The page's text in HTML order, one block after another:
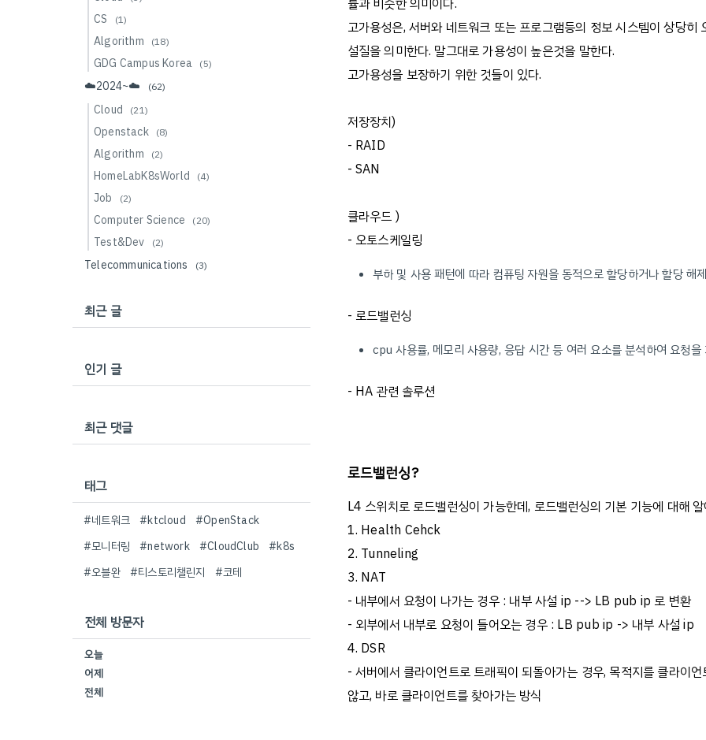
률과 비슷한 의미이다.
고가용성은, 서버와 네트워크 또는 프로그램등의 정보 시스템이 상당
설질을 의미한다. 말그대로 가용성이 높은것을 말한다.
고가용성을 보장하기 위한 것들이 있다.
저장장치)
- RAID
- SAN
클라우드 )
- 오토스케일링
부하 및 사용 패턴에 따라 컴퓨팅 자원을 동적으로 할당하거나 할당 해
- 로드밸런싱
cpu 사용률, 메모리 사용량, 응답 시간 등 여러 요소를 분석하여 요청
- HA 관련 솔루션
로드밸런싱?
L4 스위치로 로드밸런싱이 가능한데, 로드밸런싱의 기본 기능에 대해
1. Health Cehck
2. Tunneling
3. NAT
- 내부에서 요청이 나가는 경우 : 내부 사설 ip --> LB pub ip 로 변환
- 외부에서 내부로 요청이 들어오는 경우 : LB pub ip -> 내부 사설 ip
4. DSR
- 서버에서 클라이언트로 트래픽이 되돌아가는 경우, 목적지를 클라이
않고, 바로 클라이언트를 찾아가는 방식
CS (1)
Algorithm (18)
GDG Campus Korea (5)
☁️2024~☁️ (62)
Cloud (21)
Openstack (8)
Algorithm (2)
HomeLabK8sWorld (4)
Job (2)
Computer Science (20)
Test&Dev (2)
Telecommunications (3)
최근 글
인기 글
최근 댓글
태그
#네트워크 #ktcloud
#OpenStack
#모니터링
#network #CloudClub
#k8s
#오블완 #티스토리챌린지 #코테
전체 방문자
오늘
어제
전체